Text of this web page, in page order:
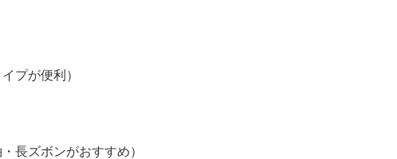
プが便利）
長ズボンがおすすめ）